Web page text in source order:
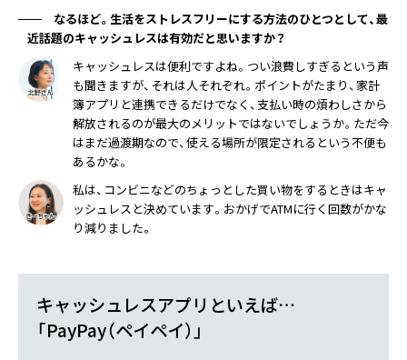
なるほど。生活をストレスフリーにする方法のひとつとして、最
近話題のキャッシュレスは有効だと思いますか？
キャッシュレスは便利ですよね。つい浪費しすぎるという声
も聞きますが、それは人それぞれ。ポイントがたまり、家計
簿アプリと連携できるだけでなく、支払い時の煩わしさから
解放されるのが最大のメリットではないでしょうか。ただ今
はまだ過渡期なので、使える場所が限定されるという不便も
あるかな。
私は、コンビニなどのちょっとした買い物をするときはキャ
ッシュレスと決めています。おかげでATMに行く回数がかな
り減りました。
キャッシュレスアプリといえば…
「PayPay（ペイペイ）」